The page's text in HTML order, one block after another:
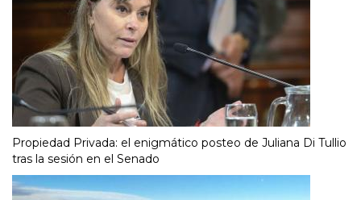
Propiedad Privada: el enigmático posteo de Juliana Di Tullio
tras la sesión en el Senado